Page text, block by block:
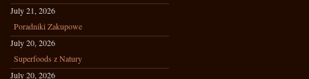
July 21, 2026
Poradniki Zakupowe
July 20, 2026
Superfoods z Natury
July 20, 2026